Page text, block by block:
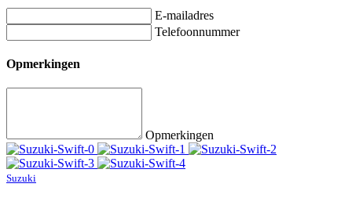
E-mailadres
Telefoonnummer
Opmerkingen
Opmerkingen
Suzuki